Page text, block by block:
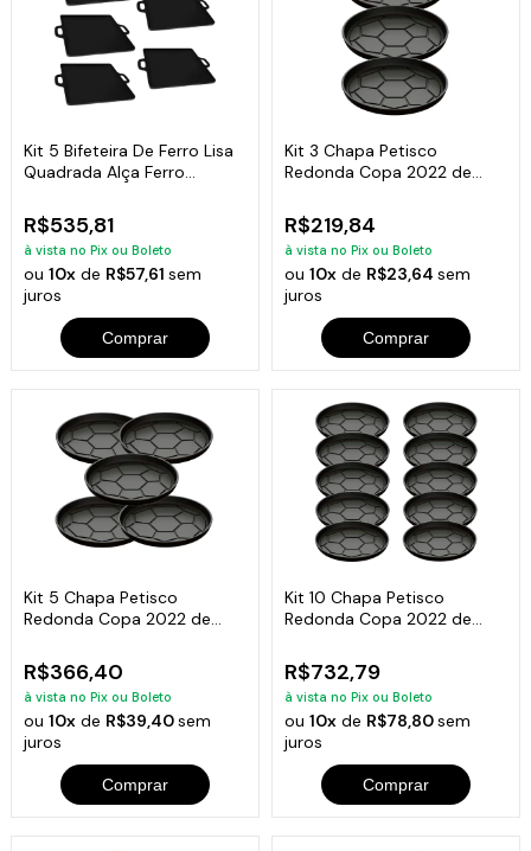
Kit 5 Bifeteira De Ferro Lisa
Quadrada Alça Ferro
R$535,81
à vista no Pix ou Boleto
ou10x de R$57,61sem
juros
Comprar
Kit 3 Chapa Petisco
Redonda Copa 2022 de
R$219,84
à vista no Pix ou Boleto
ou 10xde R$23,64 sem
juros
Comprar
Kit 5 Chapa Petisco
Redonda Copa 2022 de
R$366,40
à vista no Pix ou Boleto
ou10x de R$39,40sem
juros
Comprar
Kit 10 Chapa Petisco
Redonda Copa 2022 de
R$732,79
à vista no Pix ou Boleto
ou 10xde R$78,80sem
juros
Comprar